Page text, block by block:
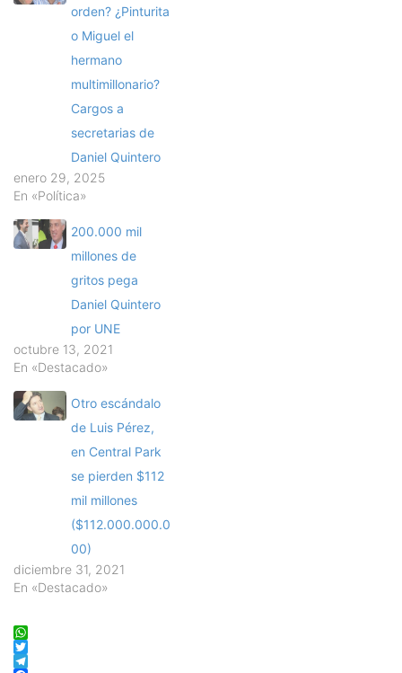
orden? ¿Pinturita
o Miguel el
hermano
multimillonario?
Cargos a
secretarias de
Daniel Quintero
enero 29, 2025
En «Política»
200.000 mil
millones de
gritos pega
Daniel Quintero
por UNE
octubre 13, 2021
En «Destacado»
Otro escándalo
de Luis Pérez,
en Central Park
se pierden $112
mil millones
($112.000.000.0
00)
diciembre 31, 2021
En «Destacado»
WhatsApp
Twitter